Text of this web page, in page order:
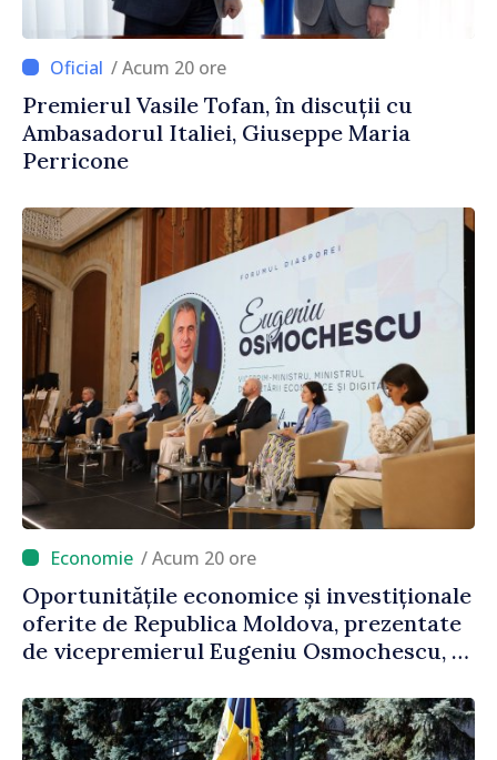
/ Acum 20 ore
Premierul Vasile Tofan, în discuții cu
Ambasadorul Italiei, Giuseppe Maria
Perricone
/ Acum 20 ore
Oportunitățile economice și investiționale
oferite de Republica Moldova, prezentate
de vicepremierul Eugeniu Osmochescu, la